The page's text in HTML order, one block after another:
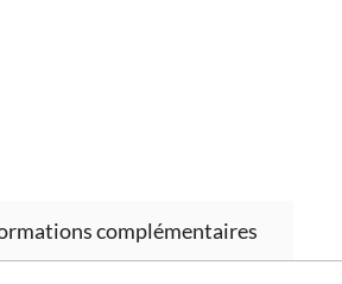
complémentaires